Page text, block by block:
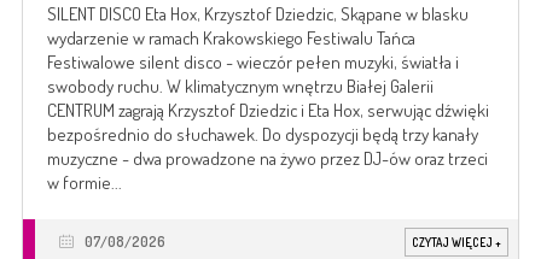
SILENT DISCO Eta Hox, Krzysztof Dziedzic, Skąpane w blasku
wydarzenie w ramach Krakowskiego Festiwalu Tańca
Festiwalowe silent disco - wieczór pełen muzyki, światła i
swobody ruchu. W klimatycznym wnętrzu Białej Galerii
CENTRUM zagrają Krzysztof Dziedzic i Eta Hox, serwując dźwięki
bezpośrednio do słuchawek. Do dyspozycji będą trzy kanały
muzyczne - dwa prowadzone na żywo przez DJ-ów oraz trzeci
w formie...
07/08/2026 CZYTAJ WIĘCEJ +